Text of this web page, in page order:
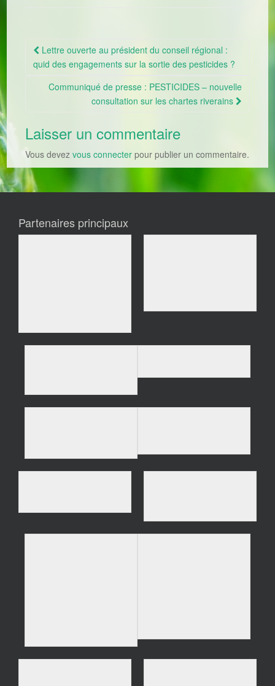
Navigation Article
Lettre ouverte au président du conseil régional :
quid des engagements sur la sortie des pesticides ?
Communiqué de presse : PESTICIDES – nouvelle
consultation sur les chartes riverains
Laisser un commentaire
Vous devezvous connecter pour publier un commentaire.
Partenaires principaux